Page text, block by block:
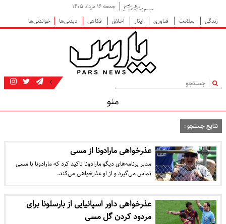
جمعه ۱۶ مرداد ۱۴۰۵
زندگی
سلامت فناوری ایثار اخلاق فکاهی دیدنی‌ها خواندنی‌ها
|
منو
نتایج جستجو :
عذرخواهی مارادونا از مسی
مدیر برنامه‌های دیگو مارادونا تاکید کرد که مارادونا با مسی
تماس می‌گیرد و از او عذرخواهی می‌کند.
عذرخواهی داور اسپانیایی از بارسلونا برای
مردود کردن گل مسی